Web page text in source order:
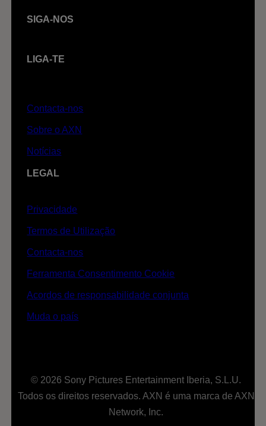
SIGA-NOS
LIGA-TE
Contacta-nos
Sobre o AXN
Notícias
LEGAL
Privacidade
Termos de Utilização
Contacta-nos
Ferramenta Consentimento Cookie
Acordos de responsabilidade conjunta
Muda o país
© 2026 Sony Pictures Entertainment Iberia, S.L.U.
Todos os direitos reservados. AXN é uma marca de AXN
Network, Inc.